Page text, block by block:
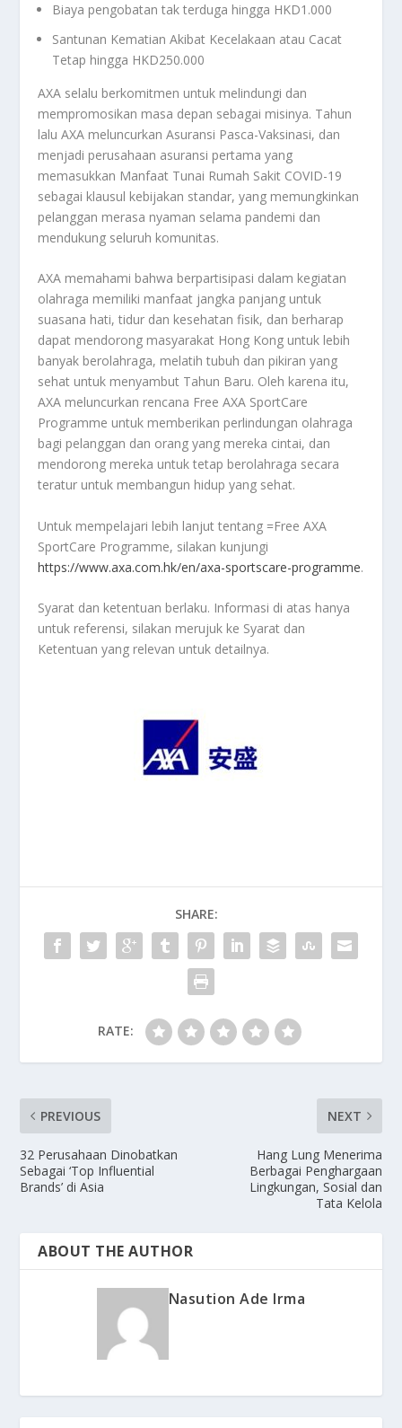
Biaya pengobatan tak terduga hingga HKD1.000
Santunan Kematian Akibat Kecelakaan atau Cacat
Tetap hingga HKD250.000
AXA selalu berkomitmen untuk melindungi dan
mempromosikan masa depan sebagai misinya. Tahun
lalu AXA meluncurkan Asuransi Pasca-Vaksinasi, dan
menjadi perusahaan asuransi pertama yang
memasukkan Manfaat Tunai Rumah Sakit COVID-19
sebagai klausul kebijakan standar, yang memungkinkan
pelanggan merasa nyaman selama pandemi dan
mendukung seluruh komunitas.
AXA memahami bahwa berpartisipasi dalam kegiatan
olahraga memiliki manfaat jangka panjang untuk
suasana hati, tidur dan kesehatan fisik, dan berharap
dapat mendorong masyarakat Hong Kong untuk lebih
banyak berolahraga, melatih tubuh dan pikiran yang
sehat untuk menyambut Tahun Baru. Oleh karena itu,
AXA meluncurkan rencana Free AXA SportCare
Programme untuk memberikan perlindungan olahraga
bagi pelanggan dan orang yang mereka cintai, dan
mendorong mereka untuk tetap berolahraga secara
teratur untuk membangun hidup yang sehat.
Untuk mempelajari lebih lanjut tentang =Free AXA
SportCare Programme, silakan kunjungi
https://www.axa.com.hk/en/axa-sportscare-programme.
Syarat dan ketentuan berlaku. Informasi di atas hanya
untuk referensi, silakan merujuk ke Syarat dan
Ketentuan yang relevan untuk detailnya.
SHARE:
RATE:
PREVIOUS
32 Perusahaan Dinobatkan
Sebagai ‘Top Influential
Brands’ di Asia
NEXT
Hang Lung Menerima
Berbagai Penghargaan
Lingkungan, Sosial dan
Tata Kelola
ABOUT THE AUTHOR
Nasution Ade Irma